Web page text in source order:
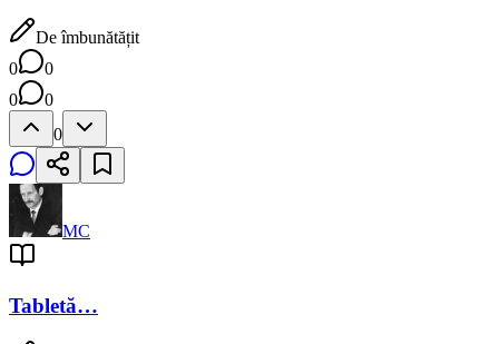
De îmbunătățit
0
0
0
0
0
MC
Tabletă…